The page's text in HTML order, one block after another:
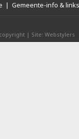
| Gemeente-info & links
| Site: Webstylers